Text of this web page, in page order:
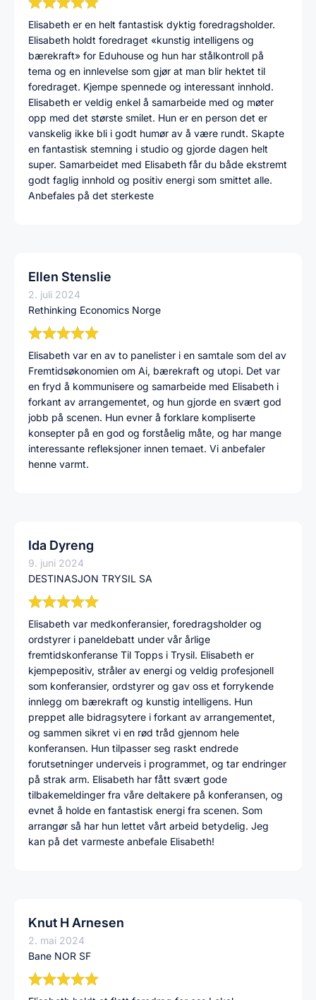
Elisabeth er en helt fantastisk dyktig foredragsholder.
Elisabeth holdt foredraget «kunstig intelligens og
bærekraft» for Eduhouse og hun har stålkontroll på
tema og en innlevelse som gjør at man blir hektet til
foredraget. Kjempe spennede og interessant innhold.
Elisabeth er veldig enkel å samarbeide med og møter
opp med det største smilet. Hun er en person det er
vanskelig ikke bli i godt humør av å være rundt. Skapte
en fantastisk stemning i studio og gjorde dagen helt
super. Samarbeidet med Elisabeth får du både ekstremt
godt faglig innhold og positiv energi som smittet alle.
Anbefales på det sterkeste
Ellen Stenslie
2. juli 2024
Rethinking Economics Norge
Elisabeth var en av to panelister i en samtale som del av
Fremtidsøkonomien om Ai, bærekraft og utopi. Det var
en fryd å kommunisere og samarbeide med Elisabeth i
forkant av arrangementet, og hun gjorde en svært god
jobb på scenen. Hun evner å forklare kompliserte
konsepter på en god og forståelig måte, og har mange
interessante refleksjoner innen temaet. Vi anbefaler
henne varmt.
Ida Dyreng
9. juni 2024
DESTINASJON TRYSIL SA
Elisabeth var medkonferansier, foredragsholder og
ordstyrer i paneldebatt under vår årlige
fremtidskonferanse Til Topps i Trysil. Elisabeth er
kjempepositiv, stråler av energi og veldig profesjonell
som konferansier, ordstyrer og gav oss et forrykende
innlegg om bærekraft og kunstig intelligens. Hun
preppet alle bidragsytere i forkant av arrangementet,
og sammen sikret vi en rød tråd gjennom hele
konferansen. Hun tilpasser seg raskt endrede
forutsetninger underveis i programmet, og tar endringer
på strak arm. Elisabeth har fått svært gode
tilbakemeldinger fra våre deltakere på konferansen, og
evnet å holde en fantastisk energi fra scenen. Som
arrangør så har hun lettet vårt arbeid betydelig. Jeg
kan på det varmeste anbefale Elisabeth!
Knut H Arnesen
2. mai 2024
Bane NOR SF